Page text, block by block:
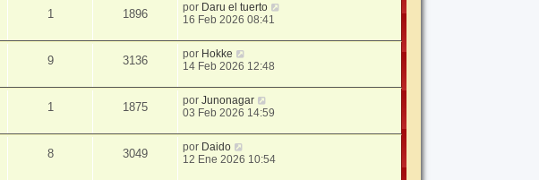
1 1896 por Daru el tuerto
16 Feb 2026 08:41
9 3136 por Hokke
14 Feb 2026 12:48
1 1875 porJunonagar
03 Feb 2026 14:59
8 3049 por Daido
12 Ene 2026 10:54